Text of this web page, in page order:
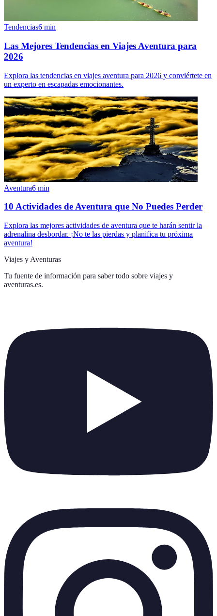
Tendencias6 min
Las Mejores Tendencias en Viajes Aventura para
2026
Explora las tendencias en viajes aventura para 2026 y conviértete en
un experto en escapadas emocionantes.
Aventura6 min
10 Actividades de Aventura que No Puedes Perder
Explora las mejores actividades de aventura que te harán sentir la
adrenalina desbordar. ¡No te las pierdas y planifica tu próxima
aventura!
Viajes y Aventuras
Tu fuente de información para saber todo sobre viajes y
aventuras.es.